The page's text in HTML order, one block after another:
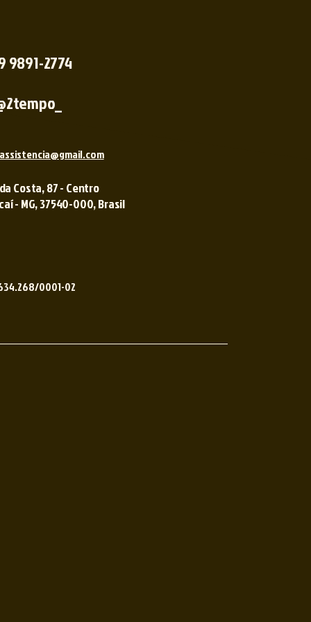
9891-2774
Costa, 87 - Centro
- MG, 37540-000, Brasil
0001-02